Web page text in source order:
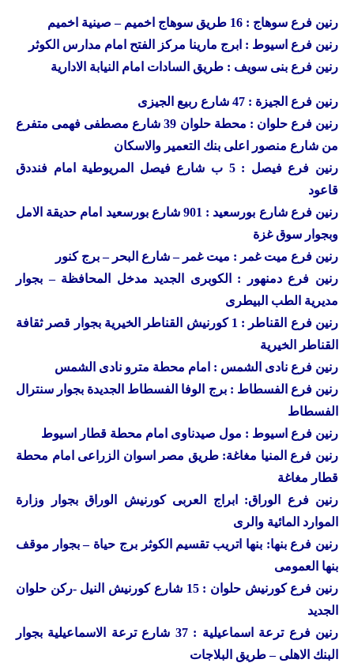
رنين فرع سوهاج : 16 طريق سوهاج اخميم – صينية اخميم
رنين فرع اسيوط : ابرج مارينا مركز الفتح امام مدارس الكوثر
رنين فرع بنى سويف : طريق السادات امام النيابة الادارية
رنين فرع الجيزة : 47 شارع ربيع الجيزى
رنين
فرع حلوان : محطة حلوان 39 شارع مصطفى فهمى متفرع
من شارع منصور اعلى بنك التعمير والاسكان
رنين
فرع فيصل : 5 ب شارع فيصل المريوطية امام فنددق
قاعود
رنين
فرع شارع بورسعيد : 901 شارع بورسعيد امام حديقة الامل
وبجوار سوق غزة
رنين فرع ميت غمر : ميت غمر – شارع البحر – برج كنور
رنين فرع دمنهور : الكوبرى الجديد مدخل المحافظة – بجوار
مديرية الطب البيطرى
رنين
فرع القناطر : 1 كورنيش القناطر الخيرية بجوار قصر ثقافة
القناطر الخيرية
رنين فرع نادى الشمس : امام محطة مترو نادى الشمس
رنين فرع الفسطاط : برج الوفا الفسطاط الجديدة بجوار سنترال
الفسطاط
رنين فرع اسيوط : مول صيدناوى امام محطة قطار اسيوط
رنين فرع المنيا مغاغة: طريق مصر اسوان الزراعى امام محطة
قطار مغاغة
رنين فرع الوراق: ابراج العربى كورنيش الوراق بجوار وزارة
الموارد المائية والرى
رنين فرع بنها: بنها اتريب تقسيم الكوثر برج حياة – بجوار موقف
بنها العمومى
رنين فرع كورنيش حلوان : 15 شارع كورنيش النيل -ركن حلوان
الجديد
رنين فرع ترعة اسماعيلية : 37 شارع ترعة الاسماعيلية بجوار
البنك الاهلى – طريق البلاجات